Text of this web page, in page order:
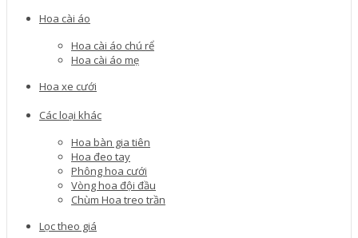
Hoa cài áo
Hoa cài áo chú rể
Hoa cài áo mẹ
Hoa xe cưới
Các loại khác
Hoa bàn gia tiên
Hoa đeo tay
Phông hoa cưới
Vòng hoa đội đầu
Chùm Hoa treo trần
Lọc theo giá